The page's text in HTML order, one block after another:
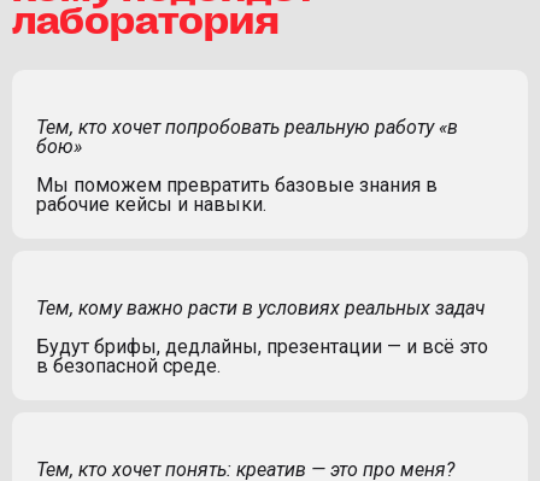
лаборатория
Тем, кто хочет попробовать реальную работу «в
бою»
Мы поможем превратить базовые знания в
рабочие кейсы и навыки.
Тем, кому важно расти в условиях реальных задач
Будут брифы, дедлайны, презентации — и всё это
в безопасной среде.
Тем, кто хочет понять: креатив — это про меня?